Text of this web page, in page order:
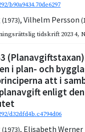
b90a9434.70de6297
(1973),Vilhelm Persson
tidskrift 2023 4,
i plan- och
att i
enligt
d32dfd4b.c4794d06
(1973), Elisabeth Werner